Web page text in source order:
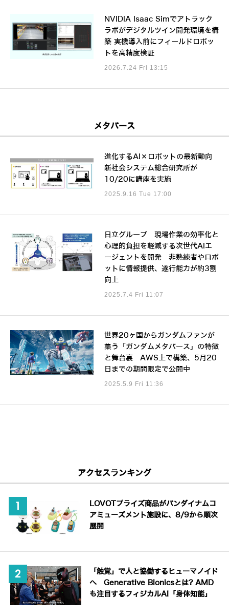
NVIDIA Isaac Simでアトラック
ラボがデジタルツイン開発環境を構
築 実機導入前にフィールドロボッ
トを高精度検証
2026.7.24 Fri 13:15
メタバース
進化するAI×ロボットの最新動向
新社会システム総合研究所が
10/20に講座を実施
2025.9.16 Tue 17:00
日立グループ 現場作業の効率化と
心理的負担を軽減する次世代AIエ
ージェントを開発 非熟練者やロボ
ットに情報提供、遂行能力が約3割
向上
2025.7.4 Fri 11:07
世界20ヶ国からガンダムファンが
集う「ガンダムメタバース」の特徴
と舞台裏 AWS上で構築、5月20
日までの期間限定で公開中
2025.5.9 Fri 11:36
アクセスランキング
LOVOTプライズ商品がバンダイナムコ
アミューズメント施設に、8/9から順次
展開
「触覚」で人と協働するヒューマノイド
へ Generative Bionicsとは? AMD
も注目するフィジカルAI「身体知能」